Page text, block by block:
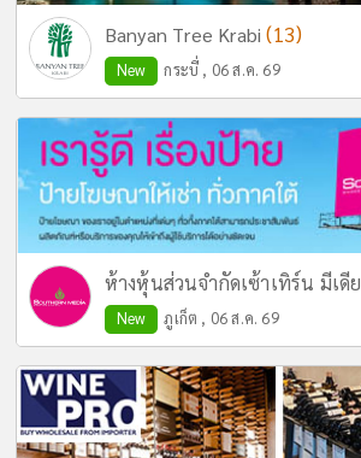
Banyan Tree Krabi(13)
New กระบี่ , 06 ส.ค. 69
ห้างหุ้นส่วนจำกัดเซ้าเทิร์น มีเดีย
New ภูเก็ต , 06 ส.ค. 69